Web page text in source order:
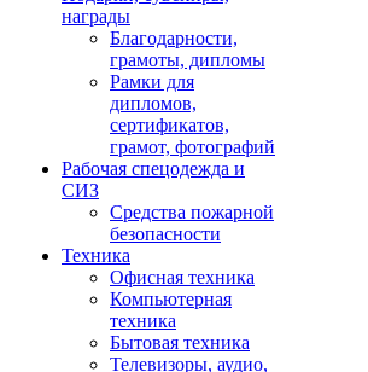
награды
Благодарности,
грамоты, дипломы
Рамки для
дипломов,
сертификатов,
грамот, фотографий
Рабочая спецодежда и
СИЗ
Средства пожарной
безопасности
Техника
Офисная техника
Компьютерная
техника
Бытовая техника
Телевизоры, аудио,